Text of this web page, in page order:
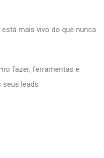
está mais vivo do que nunca
fazer, ferramentas e
seus leads